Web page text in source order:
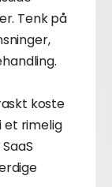
Tenk på
koste
et rimelig